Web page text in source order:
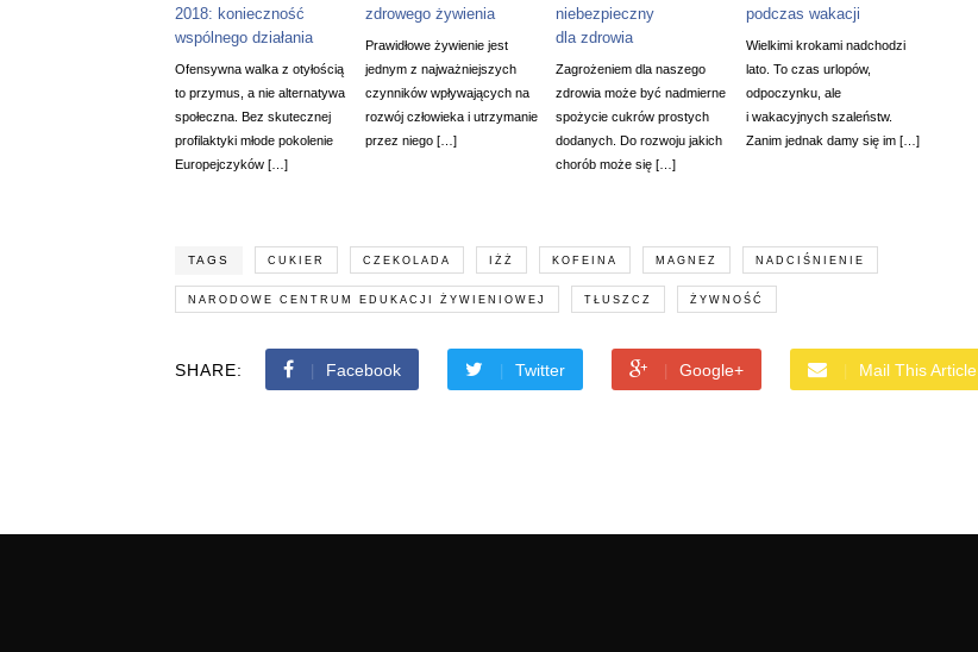
2018: konieczność
wspólnego działania
Ofensywna walka z otyłością
to przymus, a nie alternatywa
społeczna. Bez skutecznej
profilaktyki młode pokolenie
Europejczyków […]
zdrowego żywienia
Prawidłowe żywienie jest
jednym z najważniejszych
czynników wpływających na
rozwój człowieka i utrzymanie
przez niego […]
niebezpieczny
dla zdrowia
Zagrożeniem dla naszego
zdrowia może być nadmierne
spożycie cukrów prostych
dodanych. Do rozwoju jakich
chorób może się […]
podczas wakacji
Wielkimi krokami nadchodzi
lato. To czas urlopów,
odpoczynku, ale
i wakacyjnych szaleństw.
Zanim jednak damy się im […]
TAGS CUKIER CZEKOLADA IŻŻ KOFEINA MAGNEZ NADCIŚNIENIE
NARODOWE CENTRUM EDUKACJI ŻYWIENIOWEJ TŁUSZCZ ŻYWNOŚĆ
SHARE: Facebook Twitter Google+ Mail This Article